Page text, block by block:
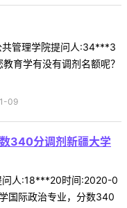
共管理学院提问人:34***3
育学有没有调剂名额呢？
09
340分调剂新疆大学
问人:18***20时间:2020-0
国际政治专业，分数340